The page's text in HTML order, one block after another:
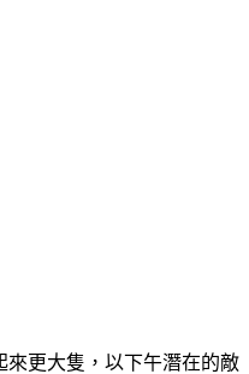
來更大隻，以下午潛在的敵